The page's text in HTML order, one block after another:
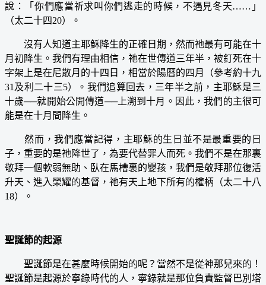
說：「你們應當祈求叫你們逃走的時候，不遇見冬天……」
（太二十四20）。
沒有人知道主耶穌降生的正確日期，然而祂最有可能在十
月初降生。我們有理由相信，祂在世傳道三年半，被釘死在十
字架上是在尼散月的十四日，相當於陽曆的四月（參考約十九
31及利二十三5）。我們追算回去，三年半之前，主耶穌是三
十歲──就開始公開傳道──上溯到十月。因此，我們的主很可
能是在十月間降生。
然而，我們應當記得，主耶穌的生日並不是最重要的日
子，重要的是祂降世了，為要代替罪人而死。我們不是在那裏
敬拜一個軟弱無助、臥在馬槽裏的嬰孩，我們是敬拜那位復活
升天、進入榮耀的基督，祂有天上地下所有的權柄（太二十八
18）。
聖誕節的起源
聖誕節是在甚麼時候開始的呢？當然不是從神那兒來的！
聖誕節是起源於寧錄時代的人，寧錄就是那位負責監督巴別塔